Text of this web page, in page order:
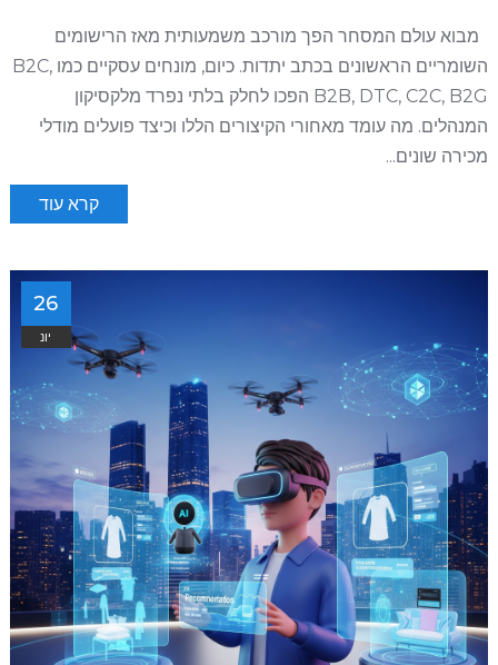
מבוא עולם המסחר הפך מורכב משמעותית מאז הרישומים
השומריים הראשונים בכתב יתדות. כיום, מונחים עסקיים כמו B2C,
B2B, DTC, C2C, B2G הפכו לחלק בלתי נפרד מלקסיקון
המנהלים. מה עומד מאחורי הקיצורים הללו וכיצד פועלים מודלי
מכירה שונים...
קרא עוד
26
יונ